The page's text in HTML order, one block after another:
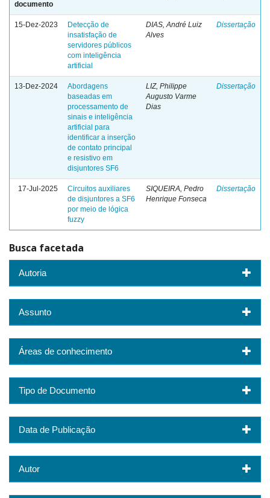
documento
15-Dez-2023
Detecção de
insatisfação de
servidores públicos
com inteligência
artificial
DIAS, André Luiz
Alves
Dissertação
13-Dez-2024
Abordagens
baseadas em
processamento de
sinais e inteligência
artificial para
identificar a inserção
de contato principal
e resistivo em
disjuntores SF6
LIZ, Philippe
Augusto Varme
Dias
Dissertação
17-Jul-2025
Circuitos auxiliares
de disjuntores a SF6
por meio de lógica
fuzzy
SIQUEIRA, Pedro
Henrique Fonseca
Dissertação
Busca facetada
Autoria
Assunto
Áreas de conhecimento
Tipo de Documento
Data de Publicação
Autor